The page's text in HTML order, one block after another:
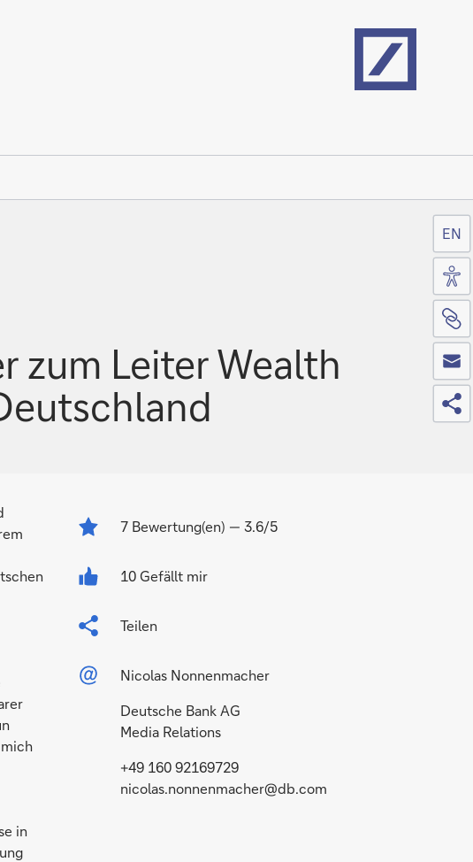
zum Leiter Wealth
in
7 Bewertung(en) — 3.6/5
10 Gefällt mir
Teilen
Nicolas Nonnenmacher
Deutsche Bank AG
Media Relations
+49 160 92169729
nicolas.nonnenmacher@db.com
EN